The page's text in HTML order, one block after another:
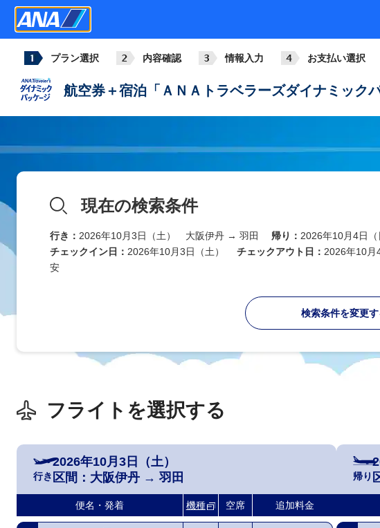
プラン選択 内容確認 情報入力 お支払い選択
航空券＋宿泊「ＡＮＡトラベラーズダイナミック
現在の検索条件
行き： 2026年10月3日（土） 大阪伊丹 → 羽田 帰り： 2026年10月4日
チェックイン日： 2026年10月3日（土） チェックアウト日： 2026年10月
安
検索条件を変更す
フライトを選択する
行き
2026年10月3日（土）
区間： 大阪伊丹 → 羽田
便名・発着 機種 空席 追加料金
大阪伊丹
07:30 08:45 772 +2,200円
ANA016
ANA018
ANA020
大阪伊丹 羽田
+2,200円
ANA030
15:00
大阪伊丹
16:15 738 +3,600円
帰り